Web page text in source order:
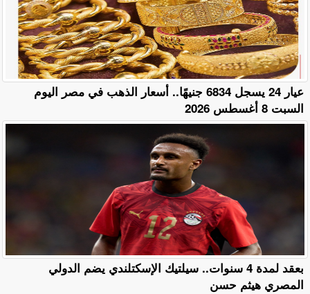
عيار 24 يسجل 6834 جنيهًا.. أسعار الذهب في مصر اليوم
السبت 8 أغسطس 2026
بعقد لمدة 4 سنوات.. سيلتيك الإسكتلندي يضم الدولي
المصري هيثم حسن